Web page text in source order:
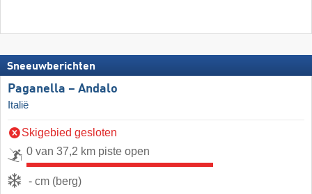
Sneeuwberichten
Paganella – Andalo
Italië
Skigebied gesloten
0 van 37,2 km piste open
- cm (berg)